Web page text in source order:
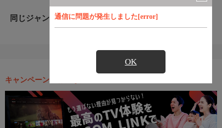
通信に問題が発生しました[error]
OK
同じジャンルのおすすめ番組
キャンペーン・お得な情報